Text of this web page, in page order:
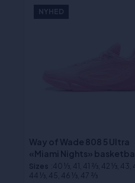
NYHED
Way of Wade 808 5 Ultra
«Miami Nights»
Sizes :40 1⁄3, 41, 41 2⁄3, 42 1⁄3, 43,
44 1⁄3, 45, 46 1⁄3, 47 2⁄3